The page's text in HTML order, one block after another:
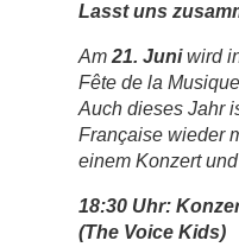
Lasst uns
Am 21. Juniwird
Fête de la
Auch dieses Jahr
Française wieder
einem Konzert
18:30 Uhr:
(The Voice Kids)